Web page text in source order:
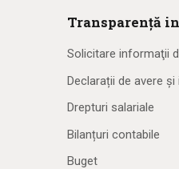
Transparență
Solicitare informaţii
Declarații de avere și
Drepturi salariale
Bilanțuri contabile
Buget